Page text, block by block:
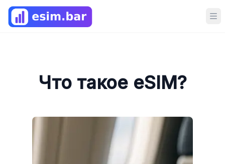
Что такое eSIM?